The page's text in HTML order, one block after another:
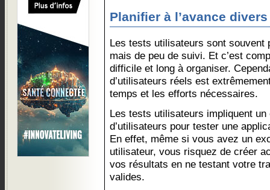
Planifier à l’avance
Les tests utilisateurs sont souvent
mais de peu de suivi. Et c’est
difficile et long à organiser.
d’utilisateurs réels est
temps et les efforts nécessaires.
Les tests utilisateurs impliquent
d’utilisateurs pour tester une
En effet, même si vous avez un
utilisateur, vous risquez de créer
vos résultats en ne testant votre
valides.